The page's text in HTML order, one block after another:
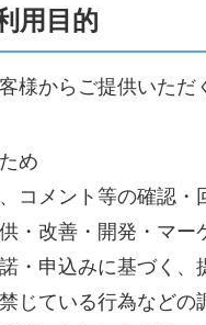
用目的
様からご提供いただ
め
コメント等の確認・
・改善・開発・マー
・申込みに基づく
じている行為などの